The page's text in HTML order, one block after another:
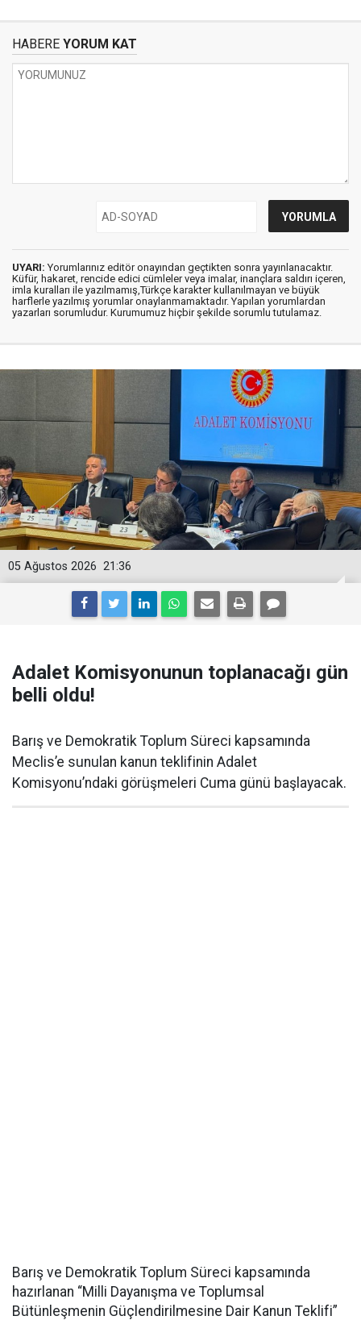
HABERE YORUM KAT
UYARI: Yorumlarınız editör onayından geçtikten sonra yayınlanacaktır.
Küfür, hakaret, rencide edici cümleler veya imalar, inançlara saldırı içeren,
imla kuralları ile yazılmamış,Türkçe karakter kullanılmayan ve büyük
harflerle yazılmış yorumlar onaylanmamaktadır. Yapılan yorumlardan
yazarları sorumludur. Kurumumuz hiçbir şekilde sorumlu tutulamaz.
21:36
05 Ağustos 2026
Adalet Komisyonunun toplanacağı gün
belli oldu!
Barış ve Demokratik Toplum Süreci kapsamında
Meclis’e sunulan kanun teklifinin Adalet
Komisyonu’ndaki görüşmeleri Cuma günü başlayacak.
Barış ve Demokratik Toplum Süreci kapsamında
hazırlanan “Milli Dayanışma ve Toplumsal
Bütünleşmenin Güçlendirilmesine Dair Kanun Teklifi”